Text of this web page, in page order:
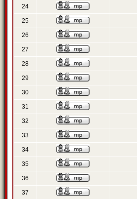
24
25
26
27
28
29
30
31
32
33
34
35
36
37